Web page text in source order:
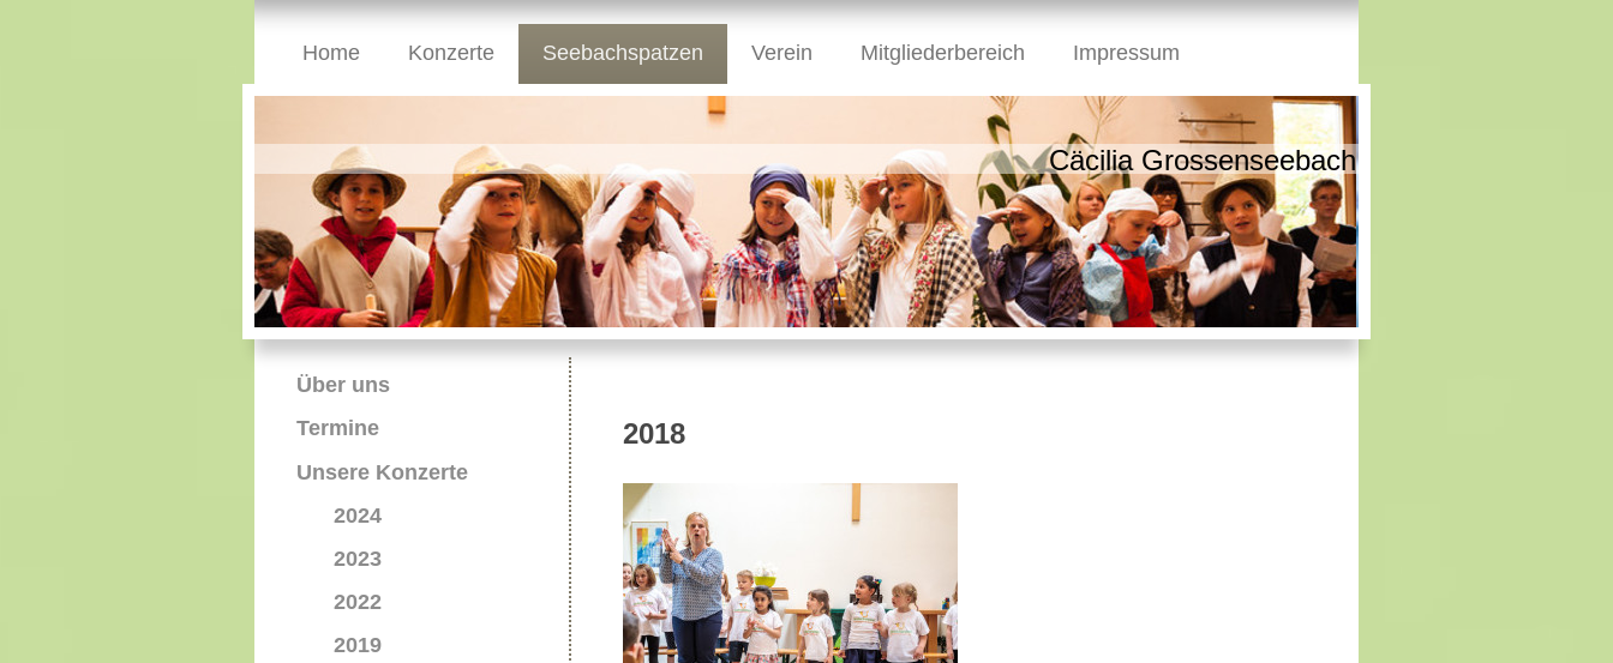
Home Konzerte Seebachspatzen Verein Mitgliederbereich Impressum
Cäcilia Grossenseebach
2018
Über uns
Termine
Unsere Konzerte
2024
2023
2022
2019